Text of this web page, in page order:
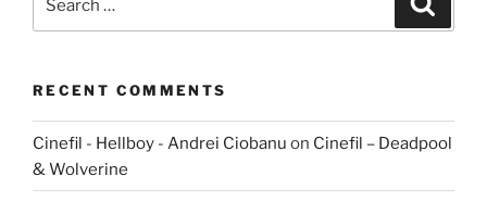
RECENT COMMENTS
Cinefil - Hellboy - Andrei Ciobanu on Cinefil – Deadpool
& Wolverine